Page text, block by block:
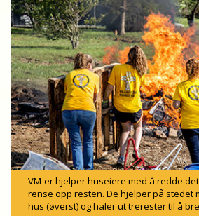
VM-er hjelper huseiere med å redde
rense opp resten. De hjelper på stedet
hus (øverst) og haler ut trerester til å